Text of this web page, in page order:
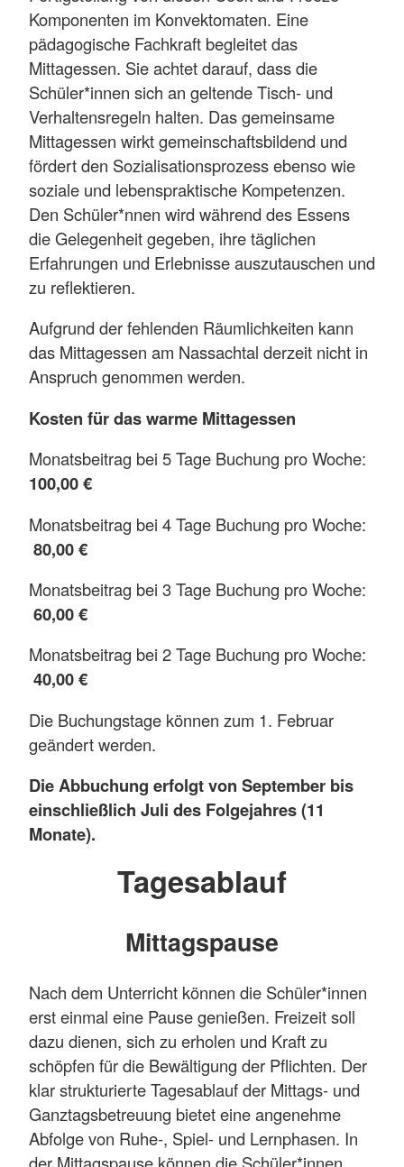
Komponenten im Konvektomaten. Eine
pädagogische Fachkraft begleitet das
Mittagessen. Sie achtet darauf, dass die
Schüler*innen sich an geltende Tisch- und
Verhaltensregeln halten. Das gemeinsame
Mittagessen wirkt gemeinschaftsbildend und
fördert den Sozialisationsprozess ebenso wie
soziale und lebenspraktische Kompetenzen.
Den Schüler*nnen wird während des Essens
die Gelegenheit gegeben, ihre täglichen
Erfahrungen und Erlebnisse auszutauschen und
zu reflektieren.
Aufgrund der fehlenden Räumlichkeiten kann
das Mittagessen am Nassachtal derzeit nicht in
Anspruch genommen werden.
Kosten für das warme Mittagessen
Monatsbeitrag bei 5 Tage Buchung pro Woche:
100,00 €
Monatsbeitrag bei 4 Tage Buchung pro Woche:
80,00 €
Monatsbeitrag bei 3 Tage Buchung pro Woche:
60,00 €
Monatsbeitrag bei 2 Tage Buchung pro Woche:
40,00 €
Die Buchungstage können zum 1. Februar
geändert werden.
Die Abbuchung erfolgt von September bis
einschließlich Juli des Folgejahres (11
Monate).
Tagesablauf
Mittagspause
Nach dem Unterricht können die Schüler*innen
erst einmal eine Pause genießen. Freizeit soll
dazu dienen, sich zu erholen und Kraft zu
schöpfen für die Bewältigung der Pflichten. Der
klar strukturierte Tagesablauf der Mittags- und
Ganztagsbetreuung bietet eine angenehme
Abfolge von Ruhe-, Spiel- und Lernphasen. In